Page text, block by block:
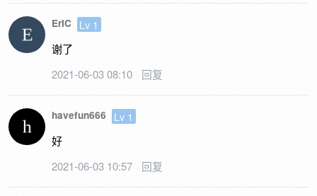
ErIC
Lv 1
谢了
2021-06-03 08:10
回复
havefun666
Lv 1
好
2021-06-03 10:57
回复